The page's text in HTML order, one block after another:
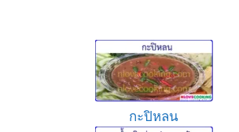
กะปิหลน